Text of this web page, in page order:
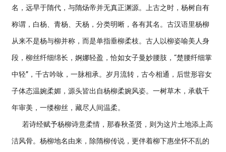
名，远早于隋代，与隋炀帝并无真正渊源。上古之时，杨树自有
称谓，白杨、青杨、天杨，分类明晰，各有其名。古汉语里杨柳
从来不是杨与柳并称，而是单指垂柳柔枝。古人以柳姿喻美人身
段，柳丝纤细绵长，婀娜轻盈，恰如女子曼妙腰肢，“楚腰纤细掌
中轻”，千古吟咏，一脉相承。岁月流转，古今相通，后世形容女
子体态温婉柔媚，源头皆出自杨柳柔婉风姿。一树草木，承载千
年审美，一缕柳丝，藏尽人间温柔。
若诗经赋予杨柳诗意柔情，那春秋圣贤，则为这片土地添上高
洁风骨。杨柳地名由来，除隋柳传说，更伴着柳下惠坐怀不乱的